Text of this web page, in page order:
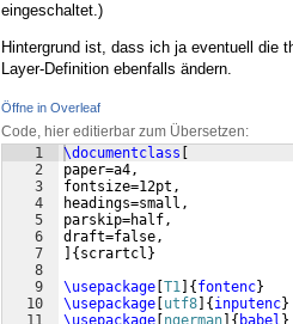
eingeschaltet.)
Hintergrund ist, dass ich ja eventuell die
Layer-Definition ebenfalls ändern.
Öffne in Overleaf
Code, hier editierbar zum Übersetzen:
1
2
3
4
5
6
7
8
9
10
\documentclass
paper=a4,
fontsize=12pt,
headings=small,
parskip=half,
draft=false,
{ scrartcl }
\usepackage T1 { fontenc}
\usepackage utf8 { inputenc}